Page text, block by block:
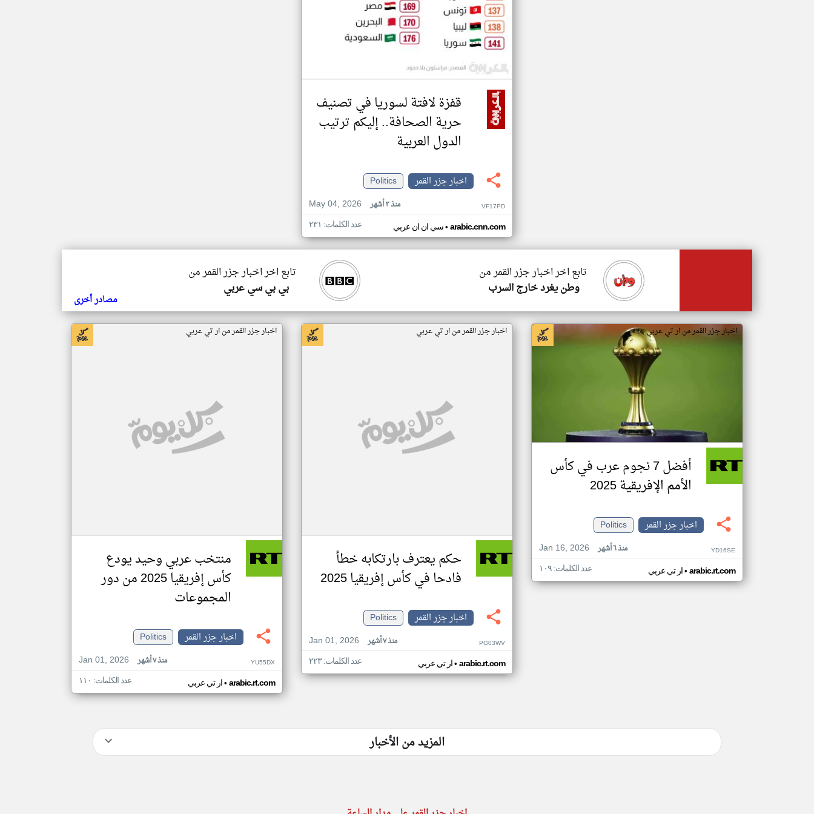
قفزة لافتة لسوريا في تصنيف
حرية الصحافة.. إليكم ترتيب
الدول العربية
اخبار جزر القمر
Politics
May 04, 2026
منذ ٣ أشهر VF17PD
سي ان ان عربي• arabic.cnn.com عدد الكلمات: ٢٣١
تابع اخر اخبار جزر القمر من
بي بي سي عربي
تابع اخر اخبار جزر القمر من
وطن يغرد خارج السرب
مصادر أخرى
اخبار جزر القمر من ار تي عربي
أفضل 7 نجوم عرب في كأس
الأمم الإفريقية 2025
اخبار جزر القمر
Politics
Jan 16, 2026
منذ ٦ أشهر YD16SE
ار تي عربي• arabic.rt.com عدد الكلمات: ١٠٩
اخبار جزر القمر من ار تي عربي
حكم يعترف بارتكابه خطأ
فادحا في كأس إفريقيا 2025
اخبار جزر القمر
Politics
Jan 01, 2026
منذ ٧ أشهر PG03WV
ار تي عربي• arabic.rt.com عدد الكلمات: ٢٢٣
اخبار جزر القمر من ار تي عربي
منتخب عربي وحيد يودع
كأس إفريقيا 2025 من دور
المجموعات
اخبار جزر القمر
Politics
Jan 01, 2026
منذ ٧ أشهر YU55DX
ار تي عربي• arabic.rt.com عدد الكلمات: ١١٠
المزيد من الأخبار